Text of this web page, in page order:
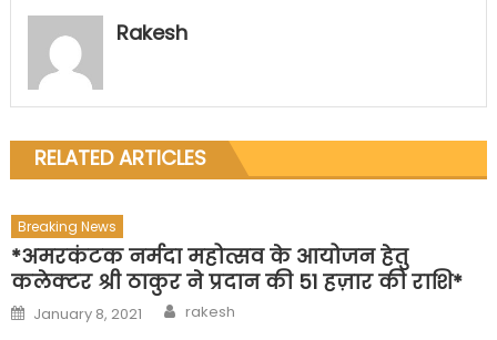
Rakesh
RELATED ARTICLES
Breaking News
*अमरकंटक नर्मदा महोत्सव के आयोजन हेतु
कलेक्टर श्री ठाकुर ने प्रदान की 51 हज़ार की राशि*
Posted
on
January 8, 2021 Author
rakesh